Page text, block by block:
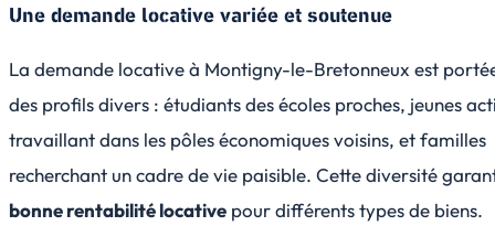
Une demande locative variée et soutenue
La demande locative à Montigny-le-Bretonneux est
des profils divers : étudiants des écoles proches, jeunes
travaillant dans les pôles économiques voisins, et familles
recherchant un cadre de vie paisible. Cette diversité
bonne rentabilité locative pour différents types de biens.